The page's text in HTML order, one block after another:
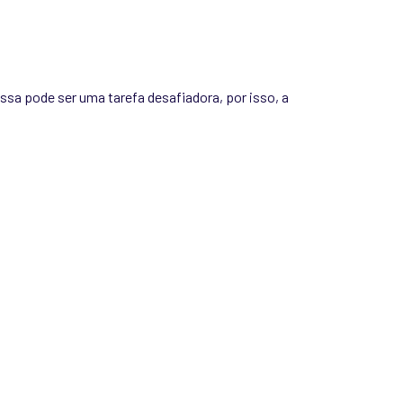
pode ser uma tarefa desafiadora, por isso, a